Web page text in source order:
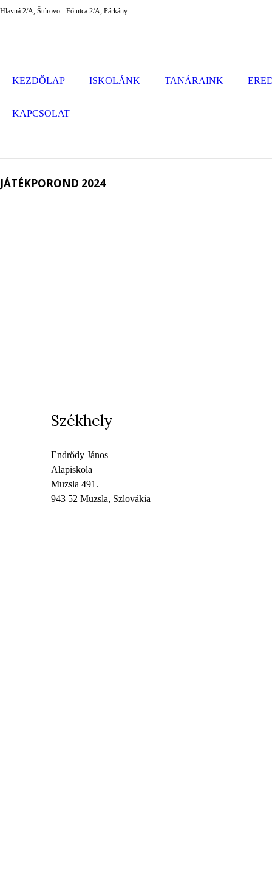
Hlavná 2/A, Štúrovo - Fő utca 2/A, Párkány
KEZDŐLAP ISKOLÁNK TANÁRAINK
KAPCSOLAT
JÁTÉKPOROND 2024
Székhely
Endrődy János
Alapiskola
Muzsla 491.
943 52 Muzsla, Szlovákia